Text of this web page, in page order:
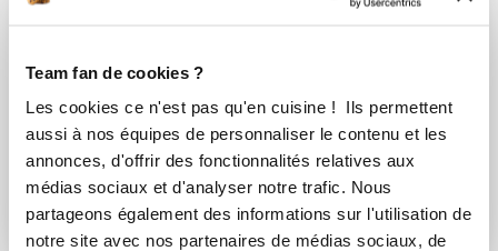
Team fan de cookies ?
Les cookies ce n'est pas qu'en cuisine ! Ils permettent
aussi à nos équipes de personnaliser le contenu et les
annonces, d'offrir des fonctionnalités relatives aux
médias sociaux et d'analyser notre trafic. Nous
partageons également des informations sur l'utilisation de
notre site avec nos partenaires de médias sociaux, de
sylviecuisinedemarle
Pain d'épices à ma façon
Aucune note
1